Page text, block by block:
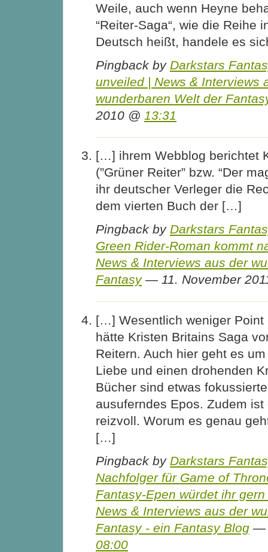
Weile, auch wenn Heyne
“Reiter-Saga“, wie die Reihe
Deutsch heißt, handele es
Pingback by Darkstars
unveiled | News & Interviews
wunderbaren Welt der
2010 @ 13:31
[…] ihrem Webblog berichtet
(”Grüner Reiter” bzw. “Der
ihr deutscher Verleger die
dem vierten Buch der […]
Pingback by Darkstars
Green Rider-Roman kommt
News & Interviews aus der
Fantasy— 11. November
[…] Wesentlich weniger Point
hätte Kristen Britains Saga
Reitern. Auch hier geht es
Liebe und einen drohenden
Bücher sind etwas
ausuferndes Epos. Zudem
reizvoll. Worum es genau
[…]
Pingback by Darkstars
Nachfolger für Game of
Fantasy-Epen würdet ihr
News & Interviews aus der
Fantasy - ein Fantasy Blog —
08:00